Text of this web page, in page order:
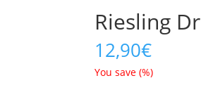
Riesling
12,90€
You save(%)